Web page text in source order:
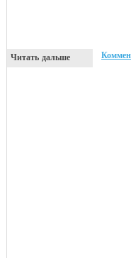
Читать дальше